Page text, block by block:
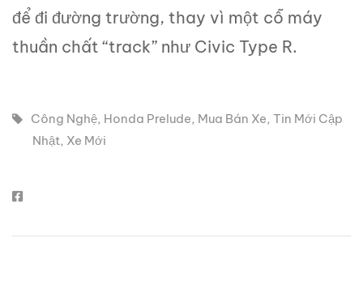
để đi đường trường, thay vì một cỗ máy
thuần chất “track” như Civic Type R.
Công Nghệ, Honda Prelude, Mua Bán Xe, Tin Mới Cập
Nhật, Xe Mới